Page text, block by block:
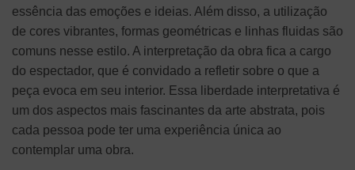
essência das emoções e ideias. Além disso, a utilização
de cores vibrantes, formas geométricas e linhas fluidas são
comuns nesse estilo. A interpretação da obra fica a cargo
do espectador, que é convidado a refletir sobre o que a
peça evoca em seu interior. Essa liberdade interpretativa é
um dos aspectos mais fascinantes da arte abstrata, pois
cada pessoa pode ter uma experiência única ao
contemplar uma obra.